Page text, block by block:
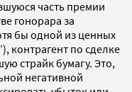
часть премии
гонорара за
бы одной из ценных
контрагент по сделке
страйк бумагу. Это,
негативной